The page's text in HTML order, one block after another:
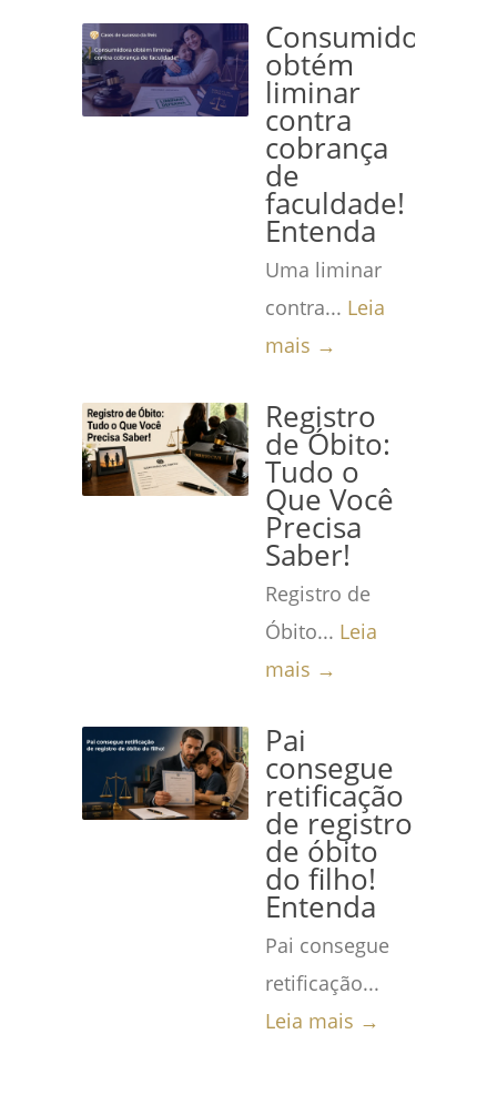
Consumidora
obtém
liminar
contra
cobrança
de
faculdade!
Entenda
Uma liminar
contra... Leia
mais →
Registro
de Óbito:
Tudo o
Que Você
Precisa
Saber!
Registro de
Óbito... Leia
mais →
Pai
consegue
retificação
de registro
de óbito
do filho!
Entenda
Pai consegue
retificação...
Leia mais →